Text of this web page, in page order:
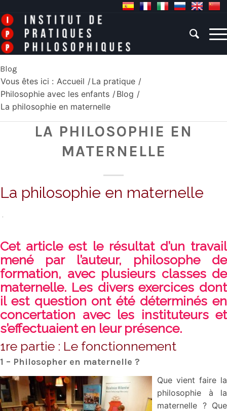
Blog
Vous êtes ici : Accueil / La pratique /
Philosophie avec les enfants / Blog /
La philosophie en maternelle
LA PHILOSOPHIE EN
MATERNELLE
La philosophie en maternelle
Cet article est le résultat d’un travail
mené par l’auteur, philosophe de
formation, avec plusieurs classes de
maternelle. Les divers exercices dont
il est question ont été déterminés en
concertation avec les instituteurs et
s’effectuaient en leur présence.
1re partie : Le fonctionnement
1 – Philosopher en maternelle ?
Que vient faire la
philosophie à la
maternelle ? Que